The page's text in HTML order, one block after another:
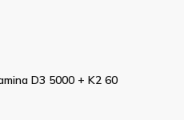
D3 5000 + K2 60